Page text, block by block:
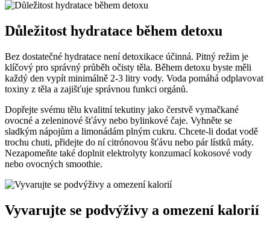
Důležitost hydratace během detoxu
Bez dostatečné hydratace není detoxikace účinná. Pitný režim je
klíčový pro správný průběh očisty těla. Během detoxu byste měli
každý den vypít minimálně 2-3 litry vody. Voda pomáhá odplavovat
toxiny z těla a zajišťuje správnou funkci orgánů.
Dopřejte svému tělu kvalitní tekutiny jako čerstvě vymačkané
ovocné a zeleninové šťávy nebo bylinkové čaje. Vyhněte se
sladkým nápojům a limonádám plným cukru. Chcete-li dodat vodě
trochu chuti, přidejte do ní citrónovou šťávu nebo pár lístků máty.
Nezapomeňte také doplnit elektrolyty konzumací kokosové vody
nebo ovocných smoothie.
Vyvarujte se podvýživy a omezení kalorií